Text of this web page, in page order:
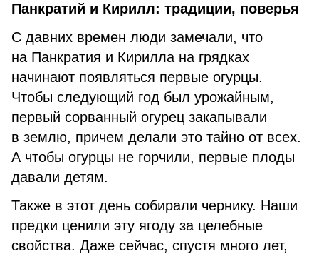
Панкратий и Кирилл: традиции, поверья
С давних времен люди замечали, что
на Панкратия и Кирилла на грядках
начинают появляться первые огурцы.
Чтобы следующий год был урожайным,
первый сорванный огурец закапывали
в землю, причем делали это тайно от всех.
А чтобы огурцы не горчили, первые плоды
давали детям.
Также в этот день собирали чернику. Наши
предки ценили эту ягоду за целебные
свойства. Даже сейчас, спустя много лет,